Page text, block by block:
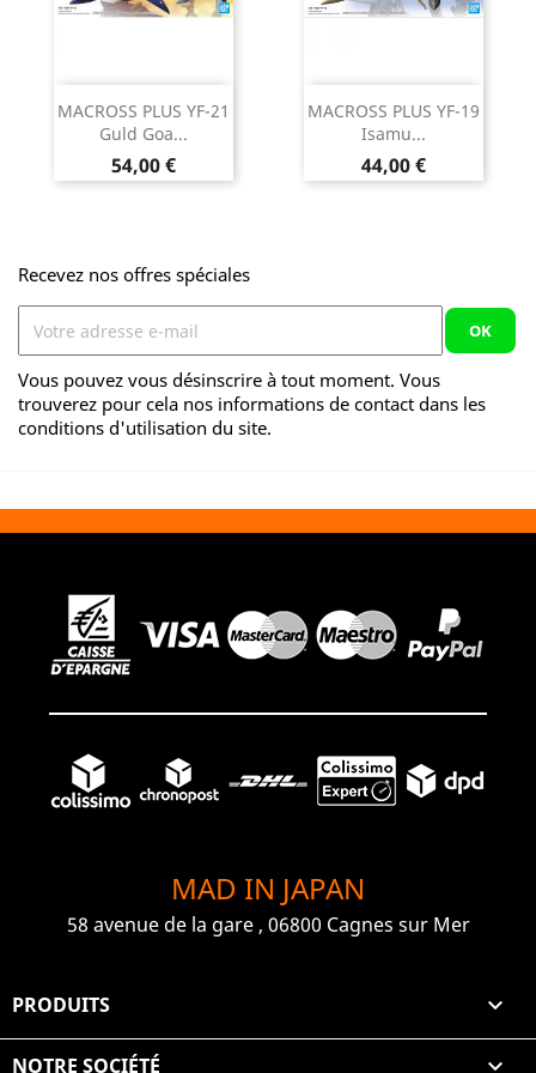
MACROSS PLUS YF-21
Guld Goa...
Prix
54,00 €
MACROSS PLUS YF-19
Isamu...
Prix
44,00 €
Recevez nos offres spéciales
Vous pouvez vous désinscrire à tout moment. Vous
trouverez pour cela nos informations de contact dans les
conditions d'utilisation du site.
MAD IN JAPAN
58 avenue de la gare , 06800 Cagnes sur Mer
PRODUITS 
NOTRE SOCIÉTÉ 